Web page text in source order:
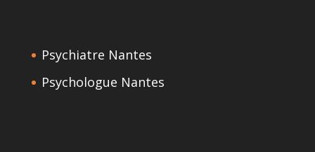
Psychiatre Nantes
Psychologue Nantes